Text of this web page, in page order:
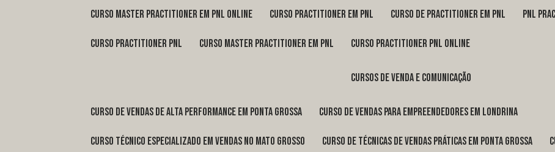
curso master practitioner em pnl online curso practitioner em pnl curso de practitioner em pnl pnl
curso practitioner pnl curso master practitioner em pnl curso practitioner pnl online
cursos de venda e comunicação
curso de vendas de alta performance em Ponta Grossa curso de vendas para empreendedores em Londrina
curso técnico especializado em vendas no Mato Grosso curso de técnicas de vendas práticas em Ponta Grossa